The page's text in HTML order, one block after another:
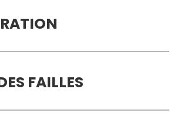
FAILLES